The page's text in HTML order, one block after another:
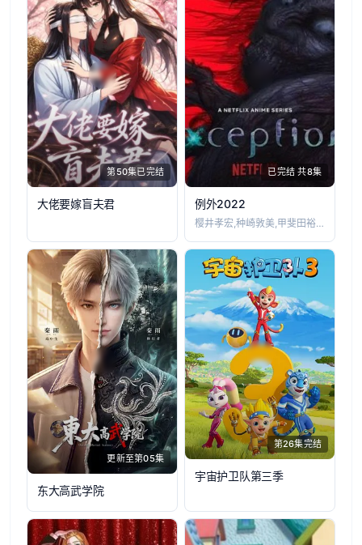
第50集已完结
大佬要嫁盲夫君
已完结 共8集
例外2022
樱井孝宏,种崎敦美,甲斐田裕子,星野贵纪
更新至第05集
东大高武学院
第26集完结
宇宙护卫队第三季